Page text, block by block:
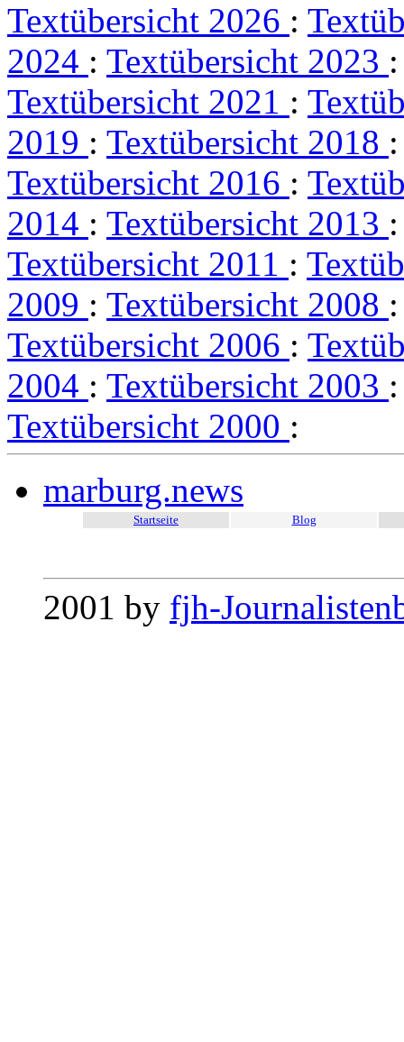
Textübersicht 2026 :
2024 : Textübersicht 2023
Textübersicht 2021 :
2019 : Textübersicht 2018
Textübersicht 2016 :
2014 : Textübersicht 2013
Textübersicht 2011 :
2009 : Textübersicht 2008
Textübersicht 2006 :
2004 : Textübersicht 2003
Textübersicht 2000 :
marburg.news
Startseite Blog
2001 by fjh-